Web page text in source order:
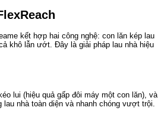
kết hợp hai công nghệ: con lăn kép lau
khô lẫn ướt. Đây là giải pháp lau nhà hiệu
lui (hiệu quả gấp đôi máy một con lăn), và
nhà toàn diện và nhanh chóng vượt trội.